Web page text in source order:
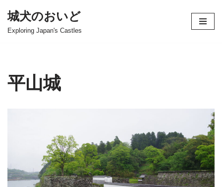
コ
ツ
へ
城犬のおいど
Exploring Japan's Castles
平山城